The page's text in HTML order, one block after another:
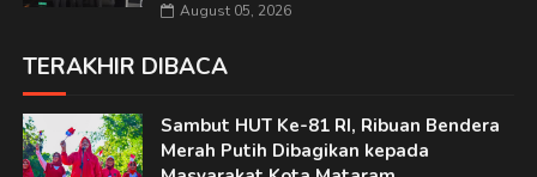
August 05, 2026
TERAKHIR DIBACA
Sambut HUT Ke-81 RI, Ribuan Bendera
Merah Putih Dibagikan kepada